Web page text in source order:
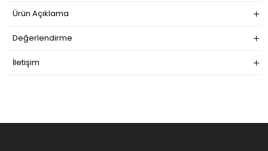
Ürün Açıklama
Değerlendirme
İletişim